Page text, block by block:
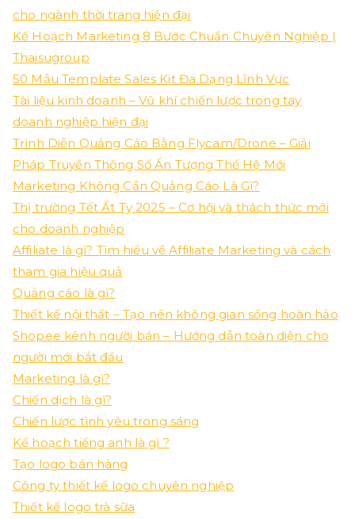
cho ngành thời trang hiện đại
Kế Hoạch Marketing 8 Bước Chuẩn Chuyên Nghiệp |
Thaisugroup
50 Mẫu Template Sales Kit Đa Dạng Lĩnh Vực
Tài liệu kinh doanh – Vũ khí chiến lược trong tay
doanh nghiệp hiện đại
Trình Diễn Quảng Cáo Bằng Flycam/Drone – Giải
Pháp Truyền Thông Số Ấn Tượng Thế Hệ Mới
Marketing Không Cần Quảng Cáo Là Gì?
Thị trường Tết Ất Tỵ 2025 – Cơ hội và thách thức mới
cho doanh nghiệp
Affiliate là gì? Tìm hiểu về Affiliate Marketing và cách
tham gia hiệu quả
Quảng cáo là gì?
Thiết kế nội thất – Tạo nên không gian sống hoàn hảo
Shopee kênh người bán – Hướng dẫn toàn diện cho
người mới bắt đầu
Marketing là gì?
Chiến dịch là gì?
Chiến lược tình yêu trong sáng
Kế hoạch tiếng anh là gì ?
Tạo logo bán hàng
Công ty thiết kế logo chuyên nghiệp
Thiết kế logo trà sữa